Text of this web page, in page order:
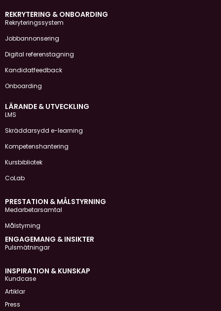
REKRYTERING & ONBOARDING
Rekryteringssystem
Jobbannonsering
Digital referenstagning
Kandidatfeedback
Onboarding
LÄRANDE & UTVECKLING
LMS
Skräddarsydd e-learning
Kompetenshantering
Kursbibliotek
CoLab
PRESTATION & MÅLSTYRNING
Medarbetarsamtal
Målstyrning
ENGAGEMANG & INSIKTER
Pulsmätningar
INSPIRATION & KUNSKAP
Kundcase
Artiklar
Press